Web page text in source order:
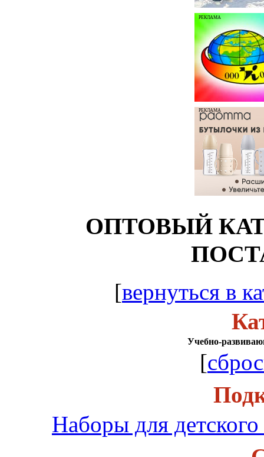
РЕКЛАМА
РЕКЛАМА
ОПТОВЫЙ
[вернуться в
Учебно-
[
Наборы для детского